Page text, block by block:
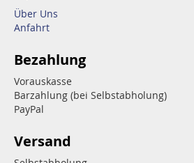
Über Uns
Anfahrt
Bezahlung
Vorauskasse
Barzahlung (bei Selbstabholung)
PayPal
Versand